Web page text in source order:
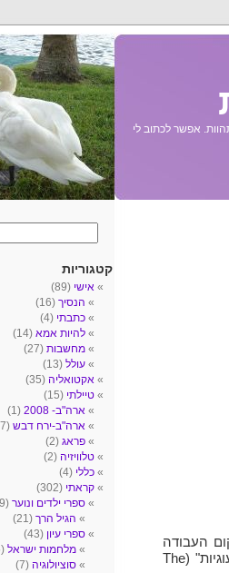
אפשר לכתוב לי
העבודה
המושלם- מאפיה/ בית קפה שפתחה, העונה לשם "צנצנת עוגיות" (The
קטגוריות
אישי (89)
הנסיך (16)
כתבתי (4)
להיות אמא (14)
מחשבות (27)
עולל (13)
אקטואליה (35)
טיילתי (15)
ארה"ב- 2008
(1)
ארה"ב-ירח דבש (7)
פראג (2)
טלוויזיה (2)
כללי (4)
קראתי (302)
ספרי ילדים ונוער (49)
הגיל הרך (21)
ספרי עיון (43)
מלחמות ישראל (5)
סוציולוגיה (7)